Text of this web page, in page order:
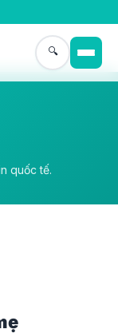
🔍
quốc tế.